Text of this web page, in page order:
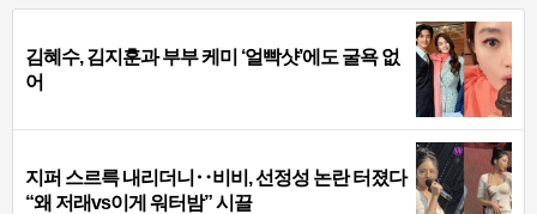
김혜수, 김지훈과 부부 케미 ‘얼빡샷’에도 굴욕 없
어
지퍼 스르륵 내리더니‥비비, 선정성 논란 터졌다
“왜 저래vs이게 워터밤” 시끌